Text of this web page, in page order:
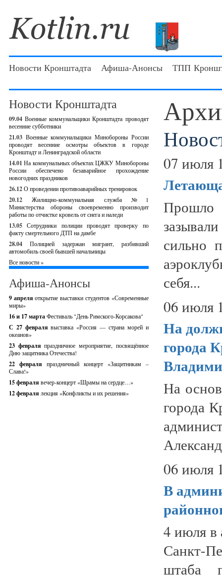
Новости Кронштадта Афиша-Анонсы ТПП
Новости Кронштадта
09.04 Военные коммунальщики Кронштадта проводят
весенние субботники
21.03 Военные коммунальщики Минобороны России
проводят весенние осмотры объектов в городе
Кронштадт и Ленинградской области
14.01 На коммунальных объектах ЦЖКУ Минобороны
России обеспечено безаварийное прохождение
новогодних праздников
26.12О проведении противоаварийных тренировок
20.12
Жилищно-коммунальная служба №1
Министерства обороны своевременно производит
работы по отчистке кровель от снега и наледи
13.05 Сотрудники полиции проводят проверку по
факту смертельного ДТП на дамбе
28.04
Полицией задержан мигрант, разбивший
автомобиль своей бывшей начальницы
Все новости »
Афиша-Анонсы
9 апреляоткрытие выставки студентов «Современные
миры»
16 и 17 мартаФестиваль "День Римского-Корсакова"
С 27 февралявыставка «Россия — страна морей и
океанов»
23 февраляпраздничное мероприятие, посвящённое
Дню защитника Отечества!
22 февраля праздничный концерт «Защитникам –
Слава!»
15 февраля вечер-концерт «Шрамы на сердце…»
12 февраля лекция «Конфликты и их решения»
07 июля
Прошло
сильно
себя...
06 июля
На
города
На
города
06 июля
В
4 июля в
Санкт-
штаба